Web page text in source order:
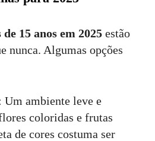
de 15 anos em 2025 estão
nunca. Algumas opções
Um ambiente leve e
coloridas e frutas
de cores costuma ser